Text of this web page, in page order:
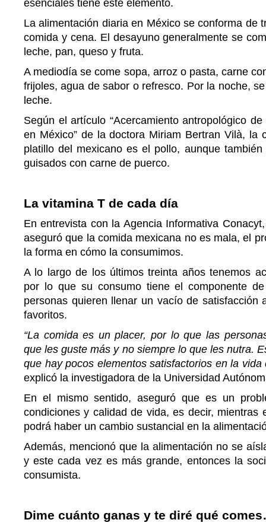
esenciales tiene este elemento.
La alimentación diaria en México se conforma de
comida y cena. El desayuno generalmente se
leche, pan, queso y fruta.
A mediodía se come sopa, arroz o pasta, carne
frijoles, agua de sabor o refresco. Por la noche,
leche.
Según el artículo “Acercamiento antropológico
en México” de la doctora Miriam Bertran Vilà, la
platillo del mexicano es el pollo, aunque
guisados con carne de puerco.
La vitamina T de cada día
En entrevista con la Agencia Informativa
aseguró que la comida mexicana no es mala, el
la forma en cómo la consumimos.
A lo largo de los últimos treinta años tenemos
por lo que su consumo tiene el componente
personas quieren llenar un vacío de satisfacción
favoritos.
“La comida es un placer, por lo que las
que les guste más y no siempre lo que les nutra.
que hay pocos elementos satisfactorios en la vida
explicó la investigadora de la Universidad
En el mismo sentido, aseguró que es un
condiciones y calidad de vida, es decir, mientras
podrá haber un cambio sustancial en la
Además, mencionó que la alimentación no se
y este cada vez es más grande, entonces la
consumista.
Dime cuánto ganas y te diré qué